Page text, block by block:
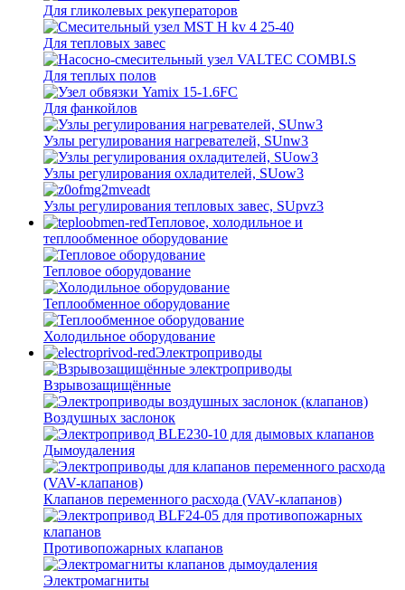
Для гликолевых рекуператоров
Для тепловых завес
Для теплых полов
Для фанкойлов
Узлы регулирования нагревателей, SUnw3
Узлы регулирования охладителей, SUow3
Узлы регулирования тепловых завес, SUpvz3
Тепловое, холодильное и
теплообменное оборудование
Тепловое оборудование
Теплообменное оборудование
Холодильное оборудование
Электроприводы
Взрывозащищённые
Воздушных заслонок
Дымоудаления
Клапанов переменного расхода (VAV-клапанов)
Противопожарных клапанов
Электромагниты